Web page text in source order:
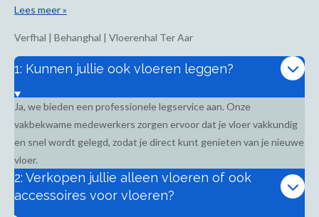
Lees meer »
Verfhal | Behanghal | Vloerenhal Ter Aar
1: Kunnen jullie ook vloeren leggen?
Ja, we bieden een professionele legservice aan. Onze
vakbekwame medewerkers zorgen ervoor dat je vloer vakkundig
en snel wordt gelegd, zodat je direct kunt genieten van je nieuwe
vloer.
2: Verkopen jullie alleen vloeren of ook
accessoires voor vloeren?